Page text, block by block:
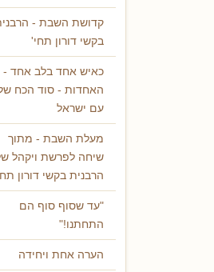
קדושת השבת -
בקשי דורון תחי'
כאיש אחד בלב אחד -
האחדות - סוד הכח
עם ישראל
מעלת השבת - מתוך
שיחה לפרשת ויקהל
הרבנית בקשי דורון
"עד שסוף סוף הם
התחתנו!"
הערה אחת ויחידה